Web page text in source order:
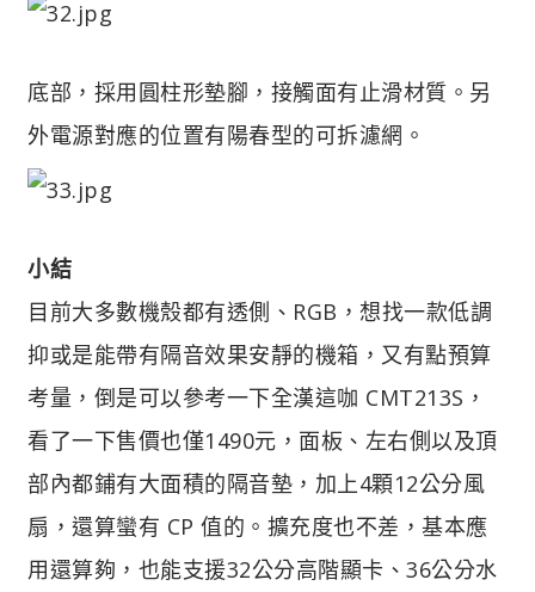
底部，採用圓柱形墊腳，接觸面有止滑材質。另
外電源對應的位置有陽春型的可拆濾網。
小結
目前大多數機殼都有透側、RGB，想找一款低調
抑或是能帶有隔音效果安靜的機箱，又有點預算
考量，倒是可以參考一下全漢這咖 CMT213S，
看了一下售價也僅1490元，面板、左右側以及頂
部內都鋪有大面積的隔音墊，加上4顆12公分風
扇，還算蠻有 CP 值的。擴充度也不差，基本應
用還算夠，也能支援32公分高階顯卡、36公分水